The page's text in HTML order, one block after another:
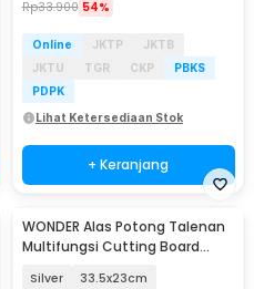
Rp33.900 54%
Online JKTP
JKTB
JKTU
TGR CKP
PBKS
PDPK
Lihat Ketersediaan Stok
+ Keranjang
WONDER Alas Potong Talenan
Multifungsi Cutting Board
Silver 33.5x23cm